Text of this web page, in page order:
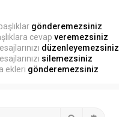
gönderemezsiniz
cevap veremezsiniz
düzenleyemezsiniz
silemezsiniz
ekleri gönderemezsiniz